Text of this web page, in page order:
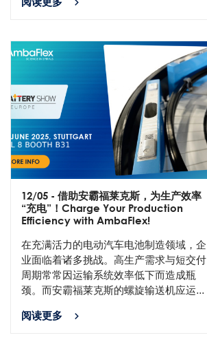
12/05 - 借助安霸福莱克斯，为生产效率
“充电”！Charge Your Production
Efficiency with AmbaFlex!
在充满活力的电动汽车电池制造领域，企
业面临着诸多挑战。高生产需求与短交付
周期常常因运输系统效率低下而造成瓶
颈。而安霸福莱克斯的螺旋输送机应运...
阅读更多